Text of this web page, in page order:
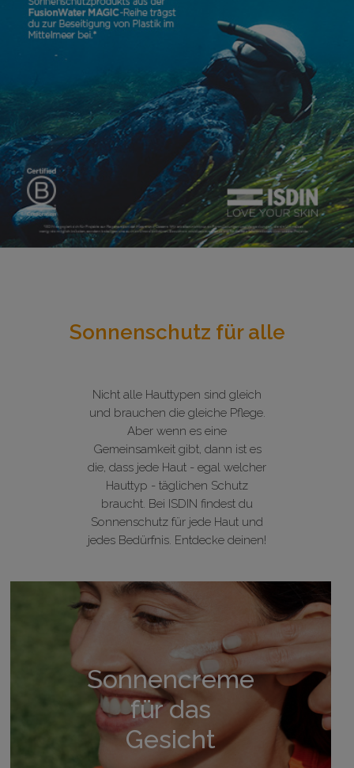
Sonnenschutz für alle
Nicht alle Hauttypen sind gleich
und brauchen die gleiche Pflege.
Aber wenn es eine
Gemeinsamkeit gibt, dann ist es
die, dass jede Haut - egal welcher
Hauttyp - täglichen Schutz
braucht. Bei ISDIN findest du
Sonnenschutz für jede Haut und
jedes Bedürfnis. Entdecke deinen!
Sonnencreme
für das
Gesicht